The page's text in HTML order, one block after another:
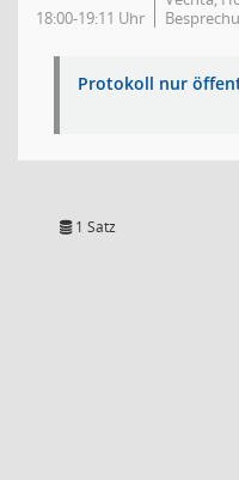
18:00-19:11 Uhr
Protokoll nur
1 Satz